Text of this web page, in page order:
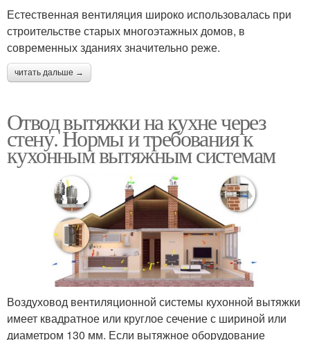
Естественная вентиляция широко использовалась при
строительстве старых многоэтажных домов, в
современных зданиях значительно реже.
читать дальше →
Отвод вытяжки на кухне через
стену. Нормы и требования к
кухонным вытяжным системам
Воздуховод вентиляционной системы кухонной вытяжки
имеет квадратное или круглое сечение с шириной или
диаметром 130 мм. Если вытяжное оборудование